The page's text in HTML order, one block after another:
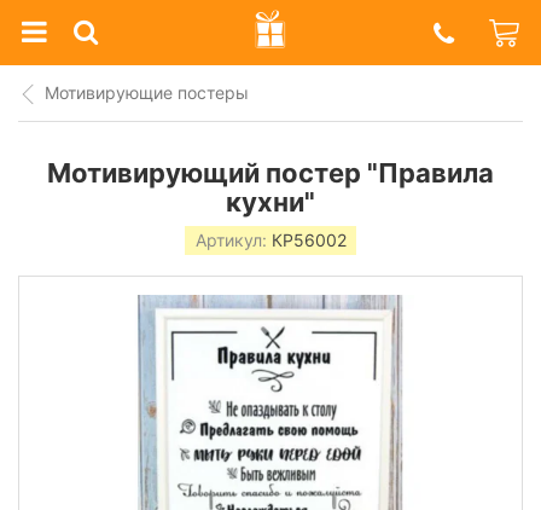
Prazdnik
Shop
Мотивирующие постеры
Мотивирующий постер "Правила
кухни"
Артикул: КР56002